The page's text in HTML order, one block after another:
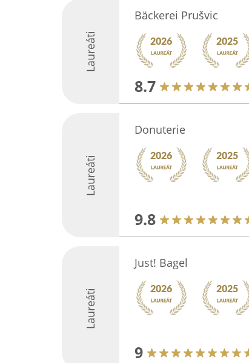
Laureáti
Bäckerei Prušvic
8.7
Laureáti
Donuterie
9.8
Laureáti
Just! Bagel
9